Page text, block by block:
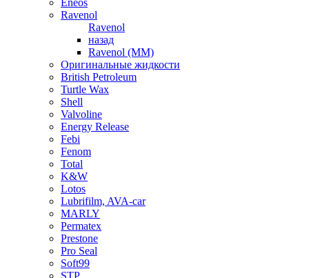
Eneos
Ravenol
Ravenol
назад
Ravenol (ММ)
Оригинальные жидкости
British Petroleum
Turtle Wax
Shell
Valvoline
Energy Release
Febi
Fenom
Total
K&W
Lotos
Lubrifilm, AVA-car
MARLY
Permatex
Prestone
Pro Seal
Soft99
STP